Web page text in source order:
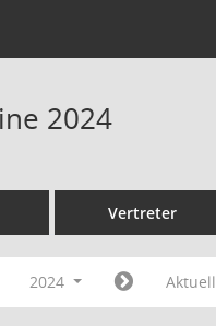
2024
Vertreter
2024 Aktuell